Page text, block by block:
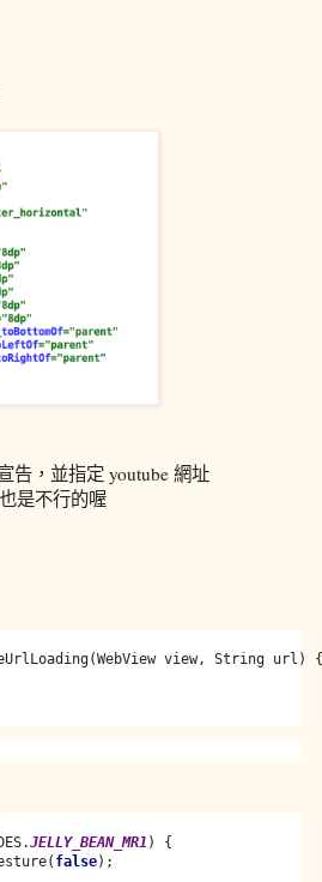
告，並指定 youtube 網址
是不行的喔
view, String url) {
JELLY_BEAN_MR1 ) {
false);